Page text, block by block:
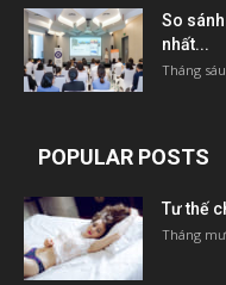
So
nhất...
Tháng
POPULAR POSTS
Tư thế
Tháng